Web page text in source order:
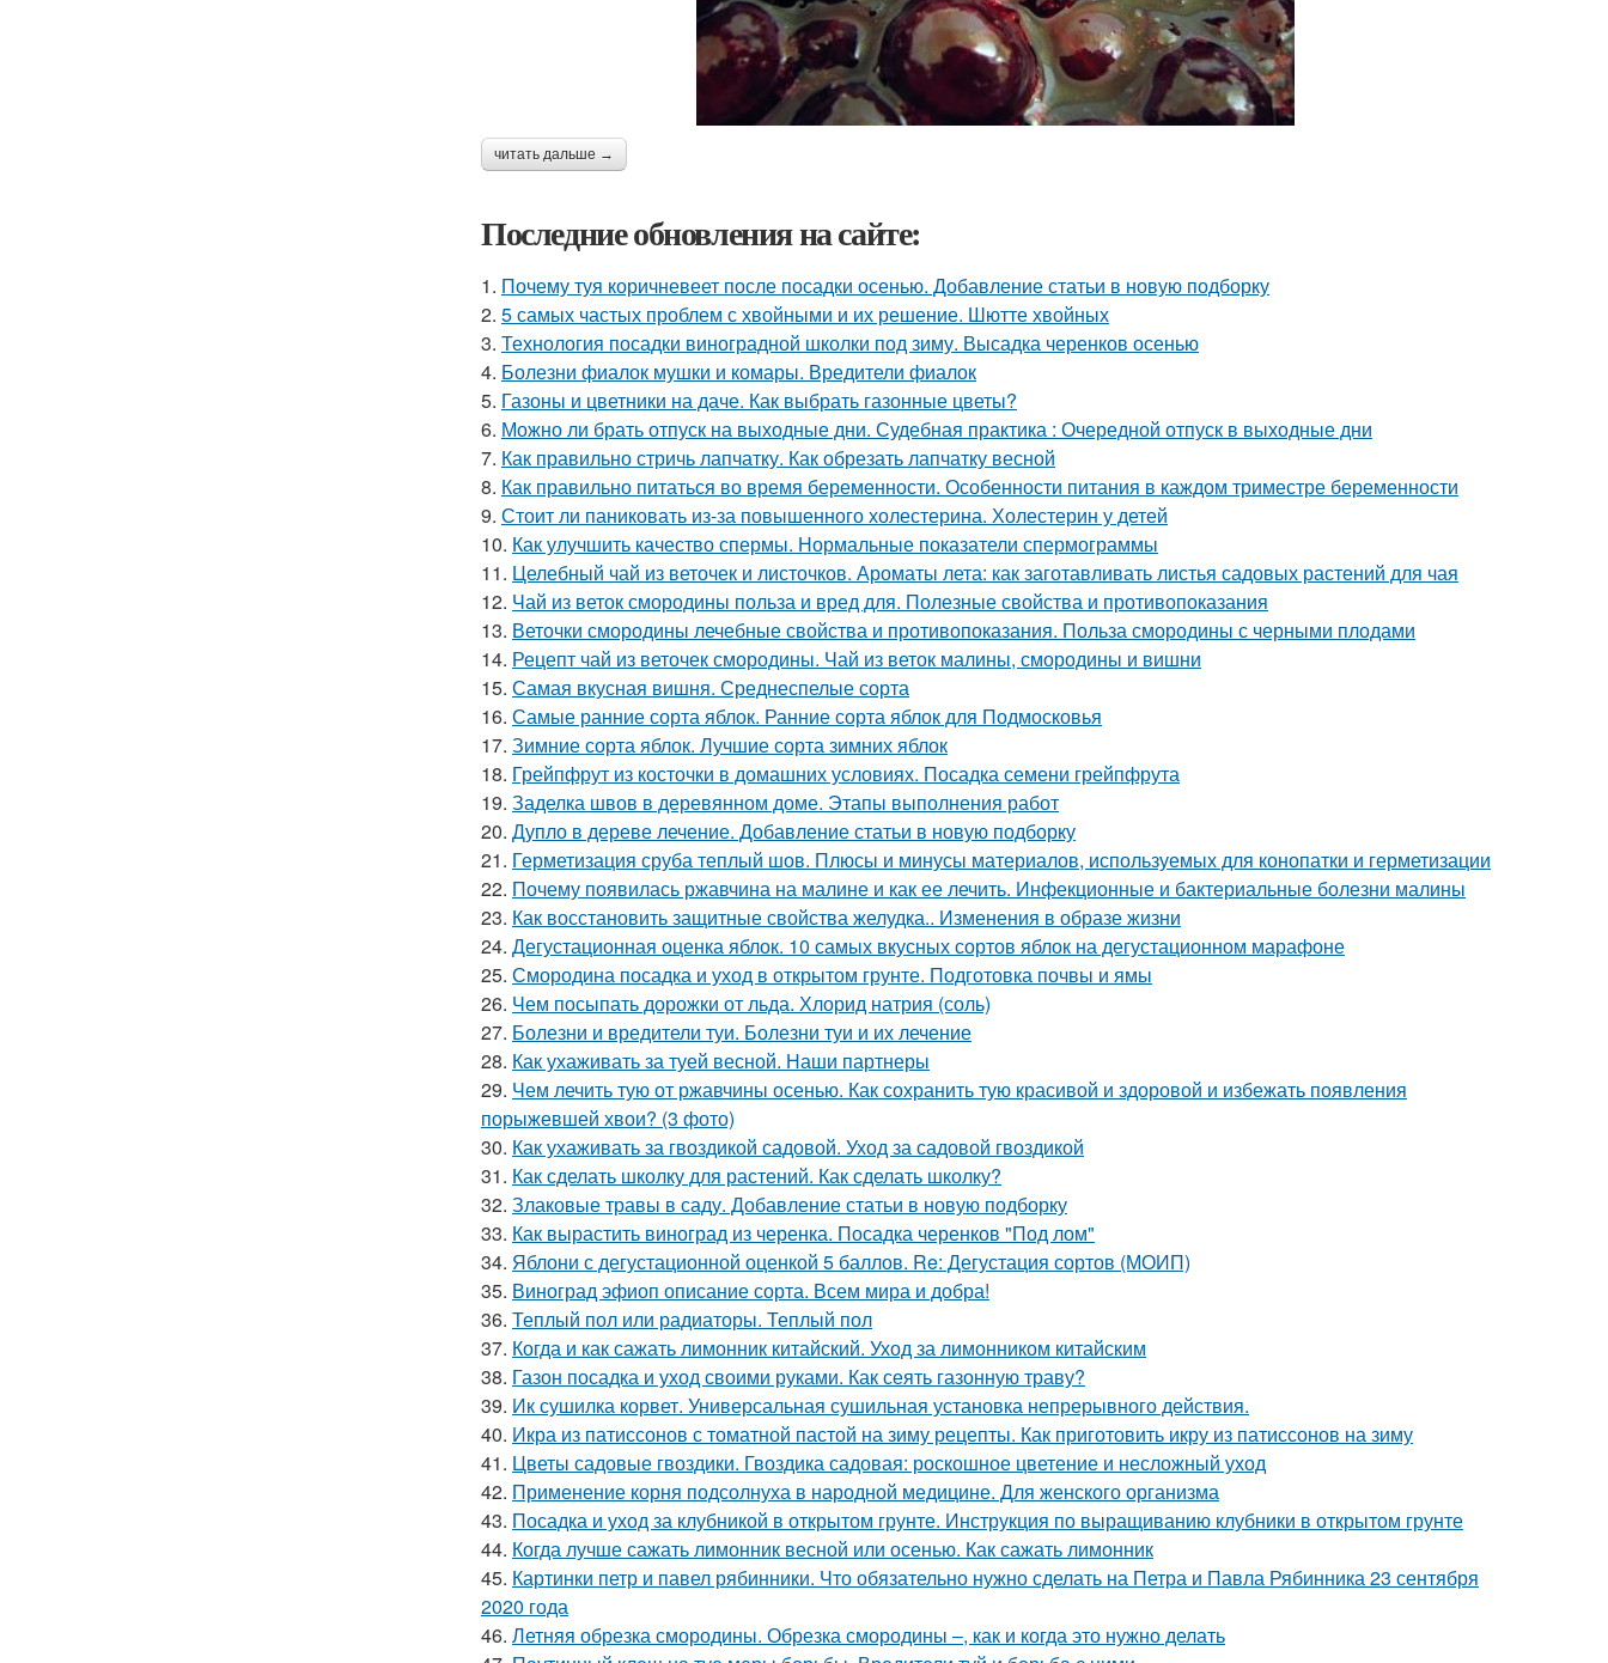
читать дальше →
Последние обновления на сайте:
1. Почему туя коричневеет после посадки осенью. Добавление статьи в новую подборку
2. 5 самых частых проблем с хвойными и их решение. Шютте хвойных
3. Технология посадки виноградной школки под зиму. Высадка черенков осенью
4. Болезни фиалок мушки и комары. Вредители фиалок
5. Газоны и цветники на даче. Как выбрать газонные цветы?
6. Можно ли брать отпуск на выходные дни. Судебная практика : Очередной отпуск в выходные дни
7. Как правильно стричь лапчатку. Как обрезать лапчатку весной
8. Как правильно питаться во время беременности. Особенности питания в каждом триместре беременности
9. Стоит ли паниковать из-за повышенного холестерина. Холестерин у детей
10. Как улучшить качество спермы. Нормальные показатели спермограммы
11. Целебный чай из веточек и листочков. Ароматы лета: как заготавливать листья садовых растений для чая
12. Чай из веток смородины польза и вред для. Полезные свойства и противопоказания
13. Веточки смородины лечебные свойства и противопоказания. Польза смородины с черными плодами
14. Рецепт чай из веточек смородины. Чай из веток малины, смородины и вишни
15. Самая вкусная вишня. Среднеспелые сорта
16. Самые ранние сорта яблок. Ранние сорта яблок для Подмосковья
17. Зимние сорта яблок. Лучшие сорта зимних яблок
18. Грейпфрут из косточки в домашних условиях. Посадка семени грейпфрута
19. Заделка швов в деревянном доме. Этапы выполнения работ
20. Дупло в дереве лечение. Добавление статьи в новую подборку
21. Герметизация сруба теплый шов. Плюсы и минусы материалов, используемых для конопатки и герметизации
22. Почему появилась ржавчина на малине и как ее лечить. Инфекционные и бактериальные болезни малины
23. Как восстановить защитные свойства желудка.. Изменения в образе жизни
24. Дегустационная оценка яблок. 10 самых вкусных сортов яблок на дегустационном марафоне
25. Смородина посадка и уход в открытом грунте. Подготовка почвы и ямы
26. Чем посыпать дорожки от льда. Хлорид натрия (соль)
27. Болезни и вредители туи. Болезни туи и их лечение
28. Как ухаживать за туей весной. Наши партнеры
29. Чем лечить тую от ржавчины осенью. Как сохранить тую красивой и здоровой и избежать появления
порыжевшей хвои? (3 фото)
30. Как ухаживать за гвоздикой садовой. Уход за садовой гвоздикой
31. Как сделать школку для растений. Как сделать школку?
32. Злаковые травы в саду. Добавление статьи в новую подборку
33. Как вырастить виноград из черенка. Посадка черенков "Под лом"
34. Яблони с дегустационной оценкой 5 баллов. Re: Дегустация сортов (МОИП)
35. Виноград эфиоп описание сорта. Всем мира и добра!
36. Теплый пол или радиаторы. Теплый пол
37. Когда и как сажать лимонник китайский. Уход за лимонником китайским
38. Газон посадка и уход своими руками. Как сеять газонную траву?
39. Ик сушилка корвет. Универсальная сушильная установка непрерывного действия.
40. Икра из патиссонов с томатной пастой на зиму рецепты. Как приготовить икру из патиссонов на зиму
41. Цветы садовые гвоздики. Гвоздика садовая: роскошное цветение и несложный уход
42. Применение корня подсолнуха в народной медицине. Для женского организма
43. Посадка и уход за клубникой в открытом грунте. Инструкция по выращиванию клубники в открытом грунте
44. Когда лучше сажать лимонник весной или осенью. Как сажать лимонник
45. Картинки петр и павел рябинники. Что обязательно нужно сделать на Петра и Павла Рябинника 23 сентября
2020 года
46. Летняя обрезка смородины. Обрезка смородины –, как и когда это нужно делать